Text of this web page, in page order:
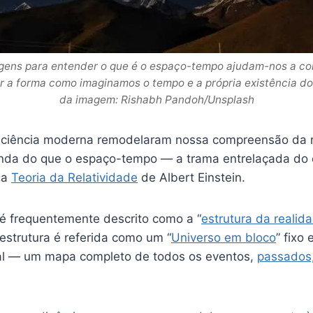
para entender o que é o espaço-tempo ajudam-nos a
a forma como imaginamos o tempo e a própria existência
da imagem: Rishabh Pandoh/Unsplash
moderna remodelaram nossa compreensão da
do que o espaço-tempo — a trama entrelaçada do
Teoria da Relatividade de Albert Einstein.
frequentemente descrito como a “estrutura da
é referida como um “Universo em bloco” fixo
— um mapa completo de todos os eventos,